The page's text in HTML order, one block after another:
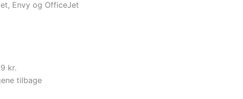
Envy og OfficeJet
kr.
tilbage